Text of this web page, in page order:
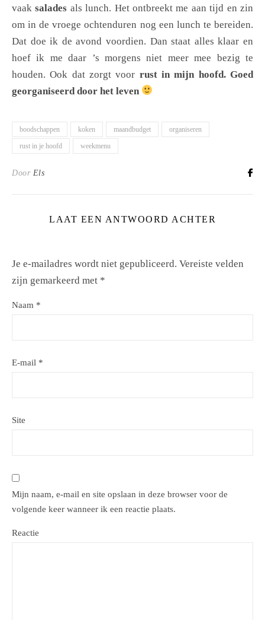
vaaksalades als lunch. Het ontbreekt me aan tijd en zin
om in de vroege ochtenduren nog een lunch te bereiden.
Dat doe ik de avond voordien. Dan staat alles klaar en
hoef ik me daar ’s morgens niet meer mee bezig te
houden. Ook dat zorgt voor rust in mijn hoofd. Goed
georganiseerd door het leven
boodschappen koken maandbudget
organiseren
rust in je hoofd
weekmenu
Door Els
LAAT EEN ANTWOORD ACHTER
Je e-mailadres wordt niet gepubliceerd. Vereiste velden
zijn gemarkeerd met *
Naam *
E-mail *
Site
Mijn naam, e-mail en site opslaan in deze browser voor de
volgende keer wanneer ik een reactie plaats.
Reactie